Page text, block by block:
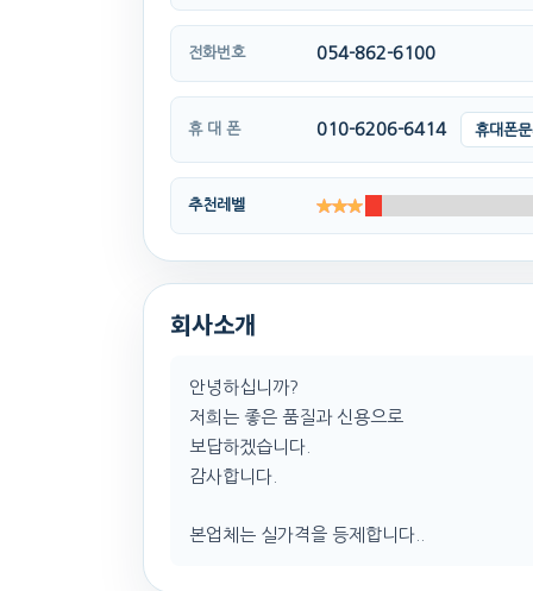
전화번호 054-862-6100
휴 대 폰 010-6206-6414 휴대폰
추천레벨
회사소개
안녕하십니까?
저희는 좋은 품질과 신용으로
보답하겠습니다.
감사합니다.
본업체는 실가격을 등제합니다..